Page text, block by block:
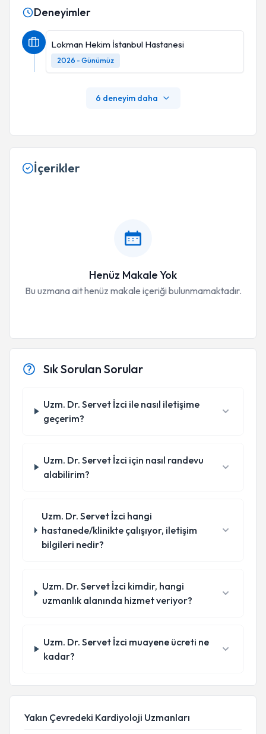
Deneyimler
Lokman Hekim İstanbul Hastanesi
2026 - Günümüz
6 deneyim daha
İçerikler
Henüz Makale Yok
Bu uzmana ait henüz makale içeriği bulunmamaktadır.
Sık Sorulan Sorular
Uzm. Dr. Servet İzci ile nasıl iletişime
geçerim?
Uzm. Dr. Servet İzci için nasıl randevu
alabilirim?
Uzm. Dr. Servet İzci hangi
hastanede/klinikte çalışıyor, iletişim
bilgileri nedir?
Uzm. Dr. Servet İzci kimdir, hangi
uzmanlık alanında hizmet veriyor?
Uzm. Dr. Servet İzci muayene ücreti ne
kadar?
Yakın Çevredeki Kardiyoloji Uzmanları